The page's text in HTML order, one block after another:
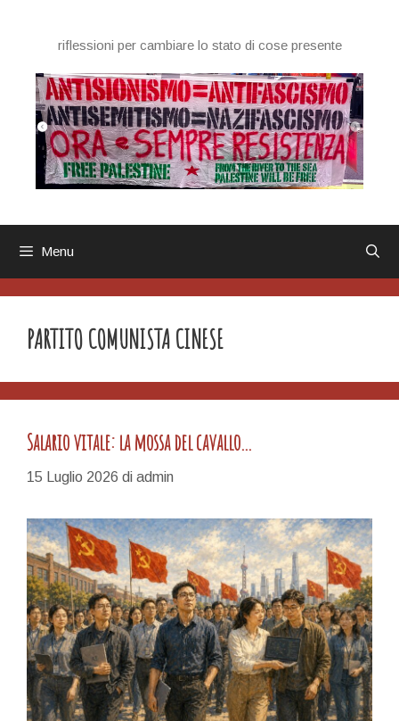
contenutoriflessioni per cambiare lo stato di cose presente
Menu
PARTITO COMUNISTA CINESE
Salario vitale: la mossa del cavallo…
15 Luglio 2026 di admin